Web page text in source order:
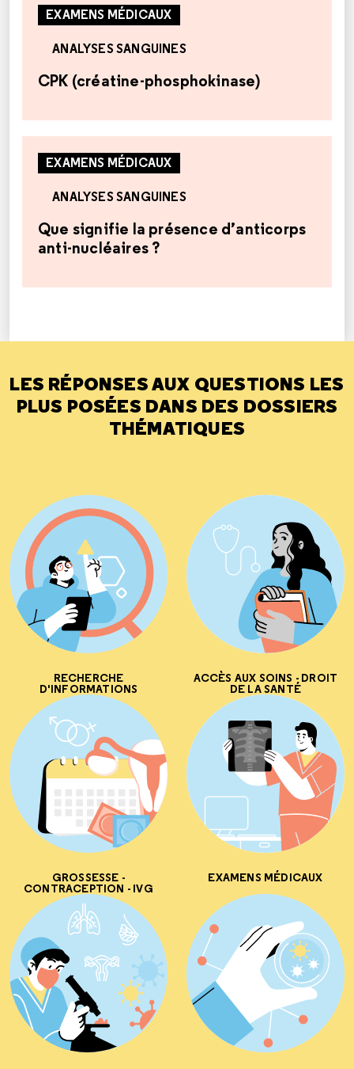
EXAMENS MÉDICAUX
ANALYSES SANGUINES
CPK (créatine-phosphokinase)
EXAMENS MÉDICAUX
ANALYSES SANGUINES
Que signifie la présence d’anticorps
anti-nucléaires ?
LES RÉPONSES AUX QUESTIONS LES
PLUS POSÉES DANS DES DOSSIERS
THÉMATIQUES
RECHERCHE
D'INFORMATIONS
ACCÈS AUX SOINS - DROIT
DE LA SANTÉ
GROSSESSE -
CONTRACEPTION - IVG
EXAMENS MÉDICAUX